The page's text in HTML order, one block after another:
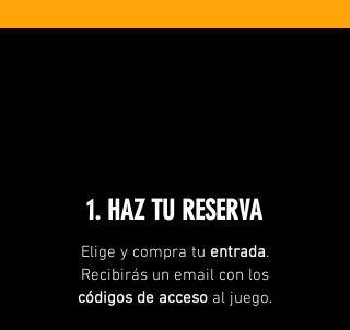
1. HAZ TU RESERVA
Elige y compra tu entrada.
Recibirás un email con los
códigos de acceso al juego.